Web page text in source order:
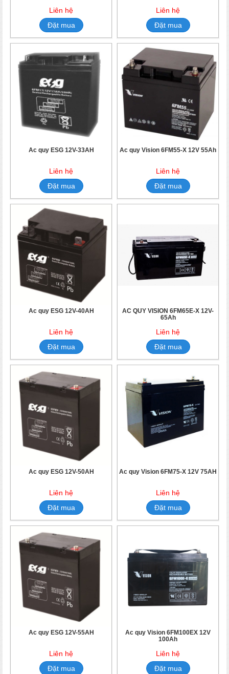
Liên hệ
Đặt mua
Liên hệ
Đặt mua
Ắc quy ESG 12V-33AH
Liên hệ
Đặt mua
Ắc quy Vision 6FM55-X 12V 55Ah
Liên hệ
Đặt mua
Ắc quy ESG 12V-40AH
Liên hệ
Đặt mua
ẮC QUY VISION 6FM65E-X 12V-
65Ah
Liên hệ
Đặt mua
Ắc quy ESG 12V-50AH
Liên hệ
Đặt mua
Ắc quy Vision 6FM75-X 12V 75AH
Liên hệ
Đặt mua
Ắc quy ESG 12V-55AH
Liên hệ
Đặt mua
Ắc quy Vision 6FM100EX 12V
100Ah
Liên hệ
Đặt mua